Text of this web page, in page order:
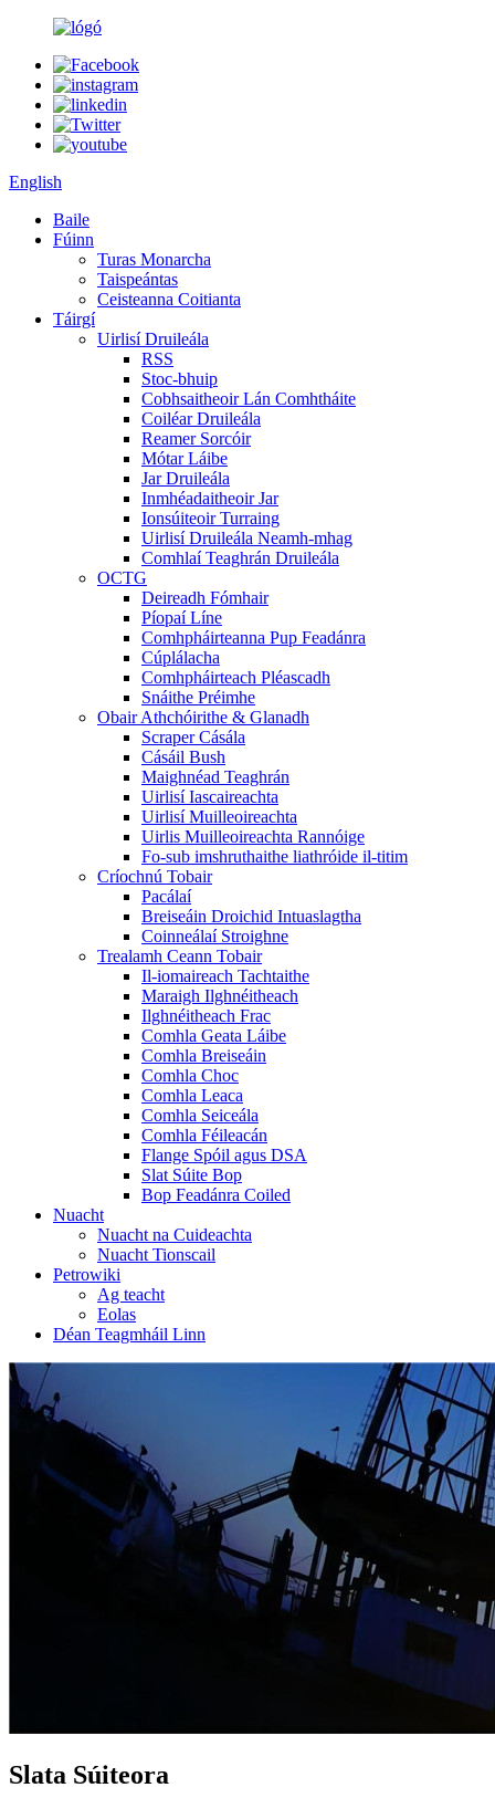
English
Baile
Fúinn
Turas Monarcha
Taispeántas
Ceisteanna Coitianta
Táirgí
Uirlisí Druileála
RSS
Stoc-bhuip
Cobhsaitheoir Lán Comhtháite
Coiléar Druileála
Reamer Sorcóir
Mótar Láibe
Jar Druileála
Inmhéadaitheoir Jar
Ionsúiteoir Turraing
Uirlisí Druileála Neamh-mhag
Comhlaí Teaghrán Druileála
OCTG
Deireadh Fómhair
Píopaí Líne
Comhpháirteanna Pup Feadánra
Cúplálacha
Comhpháirteach Pléascadh
Snáithe Préimhe
Obair Athchóirithe & Glanadh
Scraper Cásála
Cásáil Bush
Maighnéad Teaghrán
Uirlisí Iascaireachta
Uirlisí Muilleoireachta
Uirlis Muilleoireachta Rannóige
Fo-sub imshruthaithe liathróide il-titim
Críochnú Tobair
Pacálaí
Breiseáin Droichid Intuaslagtha
Coinneálaí Stroighne
Trealamh Ceann Tobair
Il-iomaireach Tachtaithe
Maraigh Ilghnéitheach
Ilghnéitheach Frac
Comhla Geata Láibe
Comhla Breiseáin
Comhla Choc
Comhla Leaca
Comhla Seiceála
Comhla Féileacán
Flange Spóil agus DSA
Slat Súite Bop
Bop Feadánra Coiled
Nuacht
Nuacht na Cuideachta
Nuacht Tionscail
Petrowiki
Ag teacht
Eolas
Déan Teagmháil Linn
Slata Súiteora